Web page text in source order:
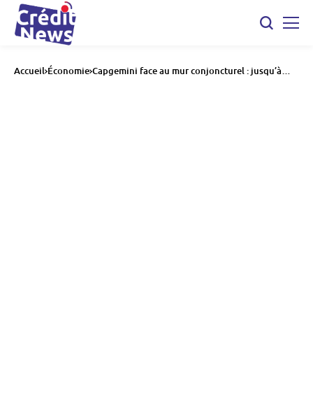
Accueil Économie Capgemini face au mur conjoncturel : jusqu’à
2.400 emplois menacés en France